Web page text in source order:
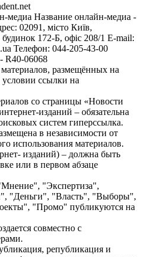
медиа Название онлайн-медиа -
02091, місто Київ,
172-Б, офіс 208/1 E-mail:
Телефон: 044-205-43-00
R40-06068
размещённых на
условии ссылки на
со страницы «Новости
изданий – обязательна
систем гиперссылка.
в независимости от
использования материалов.
изданий) – должна быть
или в первом абзаце
"Экспертиза",
"Деньги", "Власть", "Выборы",
"Промо" публикуются на
совместно с
републикация и